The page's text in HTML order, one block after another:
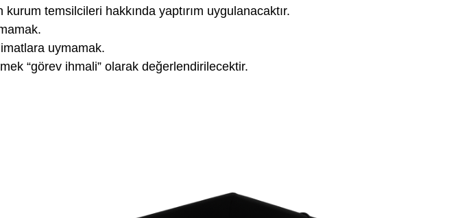
temsilcileri hakkında yaptırım uygulanacaktır.
uymamak.
“görev ihmali” olarak değerlendirilecektir.